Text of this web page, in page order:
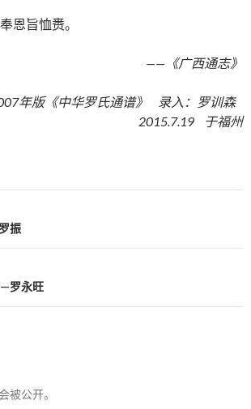
恩旨恤赉。
——《广西通志》
年版《中华罗氏通谱》 录入：罗训森
2015.7.19 于福州
振
罗永旺
被公开。